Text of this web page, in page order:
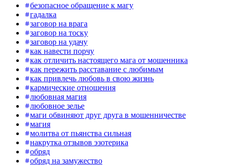
безопасное обращение к магу
гадалка
заговор на врага
заговор на тоску
заговор на удачу
как навести порчу
как отличить настоящего мага от мошенника
как пережить расставание с любимым
как привлечь любовь в свою жизнь
кармические отношения
любовная магия
любовное зелье
маги обвиняют друг друга в мошенничестве
магия
молитва от пьянства сильная
накрутка отзывов эзотерика
обряд
обряд на замужество